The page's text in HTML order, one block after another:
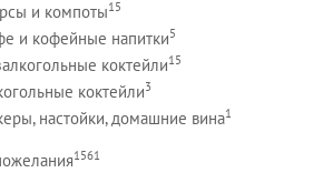
и компоты15
и кофейные напитки5
коктейли15
коктейли3
настойки, домашние вина1
1561